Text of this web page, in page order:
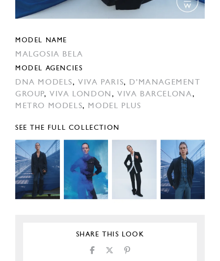
MODEL NAME
MALGOSIA BELA
MODEL AGENCIES
DNA MODELS,VIVA PARIS,
D'MANAGEMENT
GROUP,VIVA LONDON ,VIVA BARCELONA,
METRO MODELS, MODEL PLUS
SEE THE FULL COLLECTION
SHARE THIS LOOK